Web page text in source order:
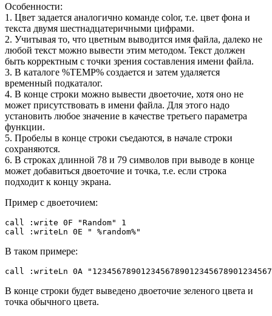
Особенности:
1. Цвет задается аналогично команде color, т.е. цвет фона и
текста двумя шестнадцатеричными цифрами.
2. Учитывая то, что цветным выводится имя файла, далеко не
любой текст можно вывести этим методом. Текст должен
быть корректным с точки зрения составления имени файла.
3. В каталоге %TEMP% создается и затем удаляется
временный подкаталог.
4. В конце строки можно вывести двоеточие, хотя оно не
может присутствовать в имени файла. Для этого надо
установить любое значение в качестве третьего параметра
функции.
5. Пробелы в конце строки съедаются, в начале строки
сохраняются.
6. В строках длинной 78 и 79 символов при выводе в конце
может добавиться двоеточие и точка, т.е. если строка
подходит к концу экрана.
Пример с двоеточием:
call :write 0F "Random" 1
call :writeLn 0E " %random%"
В таком примере:
call :writeLn 0A
В конце строки будет выведено двоеточие зеленого цвета и
точка обычного цвета.